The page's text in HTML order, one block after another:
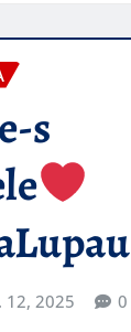
s
12, 2025 0